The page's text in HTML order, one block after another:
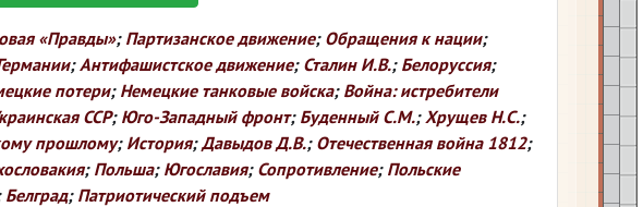
«Правды»; Партизанское движение; Обращения к нации;
;Антифашистское движение; Сталин И.В.; Белоруссия;
потери; Немецкие танковые войска; Война: истребители
ССР; Юго-Западный фронт; Буденный С.М.;Хрущев Н.С.;
прошлому; История;Давыдов Д.В.; Отечественная война 1812;
; Польша; Югославия; Сопротивление; Польские
Белград; Патриотический подъем